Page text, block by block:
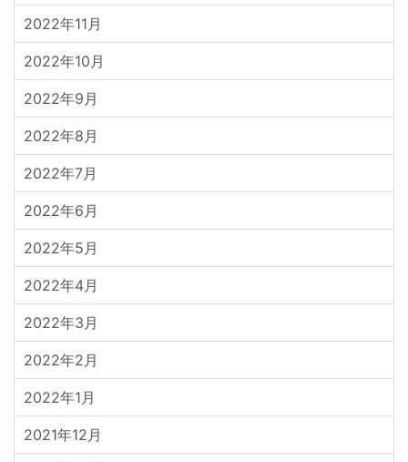
2022年11月
2022年10月
2022年9月
2022年8月
2022年7月
2022年6月
2022年5月
2022年4月
2022年3月
2022年2月
2022年1月
2021年12月